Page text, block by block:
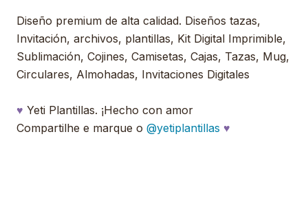
Diseño premium de alta calidad. Diseños tazas,
Invitación, archivos, plantillas, Kit Digital Imprimible,
Sublimación, Cojines, Camisetas, Cajas, Tazas, Mug,
Circulares, Almohadas, Invitaciones Digitales
♥ Yeti Plantillas. ¡Hecho con amor
Compartilhe e marque o @yetiplantillas ♥